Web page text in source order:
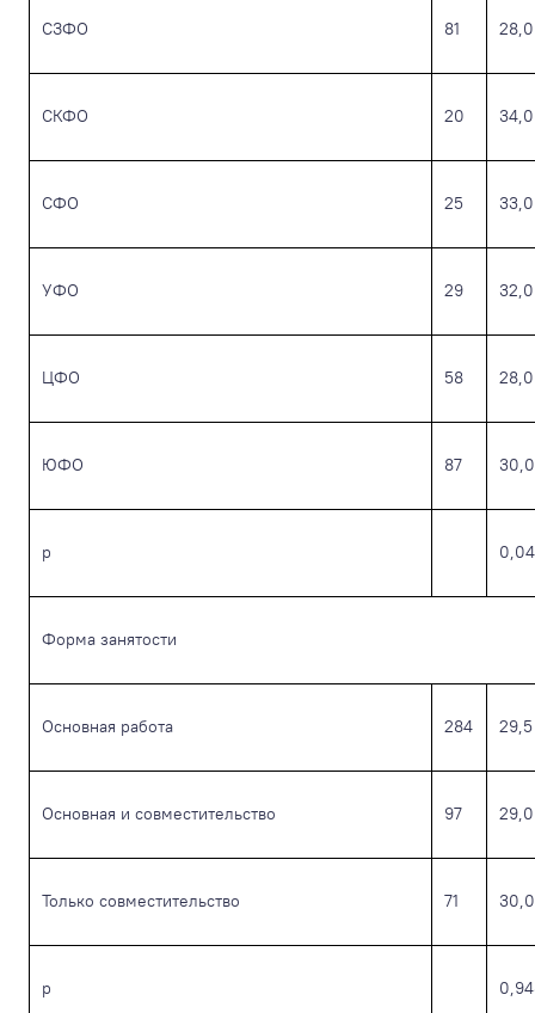
СЗФО 81
СКФО 20
СФО 25
УФО 29
ЦФО 58
ЮФО 87
р
Форма занятости
Основная работа 284
Основная и совместительство 97
Только совместительство 71
р